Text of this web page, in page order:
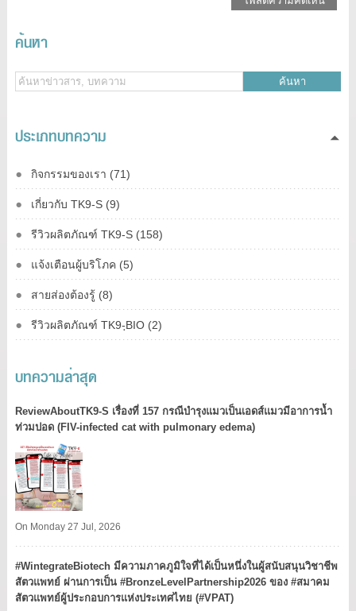
ค้นหา
ค้นหา
ประเภทบทความ
กิจกรรมของเรา (71)
เกี่ยวกับ TK9-S (9)
รีวิวผลิตภัณฑ์ TK9-S (158)
แจ้งเตือนผู้บริโภค (5)
สายส่องต้องรู้ (8)
รีวิวผลิตภัณฑ์ TK9-ฺBIO (2)
บทความล่าสุด
ReviewAboutTK9-S เรื่องที่ 157 กรณีบำรุงแมวเป็นเอดส์แมวมีอาการน้ำ
ท่วมปอด (FIV-infected cat with pulmonary edema)
On Monday 27 Jul, 2026
#WintegrateBiotech มีความภาคภูมิใจที่ได้เป็นหนึ่งในผู้สนับสนุนวิชาชีพ
สัตวแพทย์ ผ่านการเป็น #BronzeLevelPartnership2026 ของ #สมาคม
สัตวแพทย์ผู้ประกอบการแห่งประเทศไทย (#VPAT)